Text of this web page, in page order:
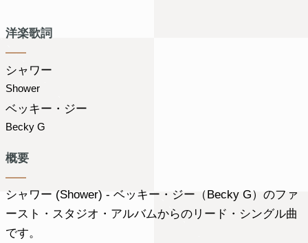
洋楽歌詞
シャワー
Shower
ベッキー・ジー
Becky G
概要
シャワー (Shower) - ベッキー・ジー（Becky G）のファ
ースト・スタジオ・アルバムからのリード・シングル曲
です。